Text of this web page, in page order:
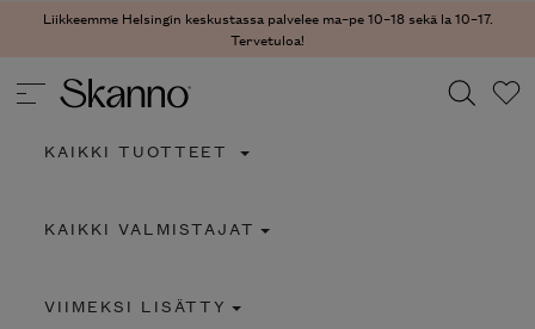
Liikkeemme Helsingin keskustassa palvelee ma–pe 10–18 sekä la 10–17.
Tervetuloa!
Type 2 or more characters for results.
KAIKKI TUOTTEET
KAIKKI VALMISTAJAT
VIIMEKSI LISÄTTY